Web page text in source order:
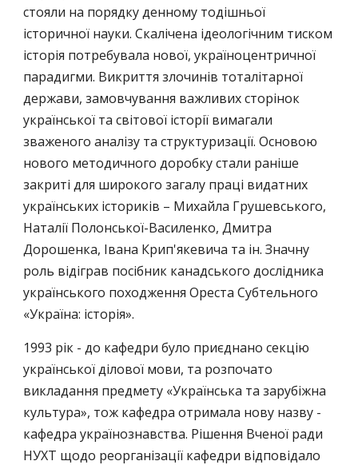
стояли на порядку денному тодішньої
історичної науки. Скалічена ідеологічним тиском
історія потребувала нової, україноцентричної
парадигми. Викриття злочинів тоталітарної
держави, замовчування важливих сторінок
української та світової історії вимагали
зваженого аналізу та структуризації. Основою
нового методичного доробку стали раніше
закриті для широкого загалу праці видатних
українських істориків – Михайла Грушевського,
Наталії Полонської-Василенко, Дмитра
Дорошенка, Івана Крип'якевича та ін. Значну
роль відіграв посібник канадського дослідника
українського походження Ореста Субтельного
«Україна: історія».
1993 рік - до кафедри було приєднано секцію
української ділової мови, та розпочато
викладання предмету «Українська та зарубіжна
культура», тож кафедра отримала нову назву -
кафедра українознавства. Рішення Вченої ради
НУХТ щодо реорганізації кафедри відповідало